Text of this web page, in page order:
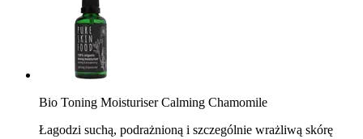
Bio Toning Moisturiser Calming Chamomile
Łagodzi suchą, podrażnioną i szczególnie wrażliwą skórę